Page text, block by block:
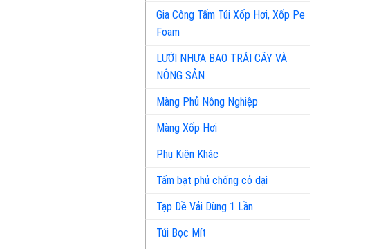
Gia Công Tấm Túi Xốp Hơi, Xốp Pe
Foam
LƯỚI NHỰA BAO TRÁI CÂY VÀ
NÔNG SẢN
Màng Phủ Nông Nghiệp
Màng Xốp Hơi
Phụ Kiện Khác
Tấm bạt phủ chống cỏ dại
Tạp Dề Vải Dùng 1 Lần
Túi Bọc Mít